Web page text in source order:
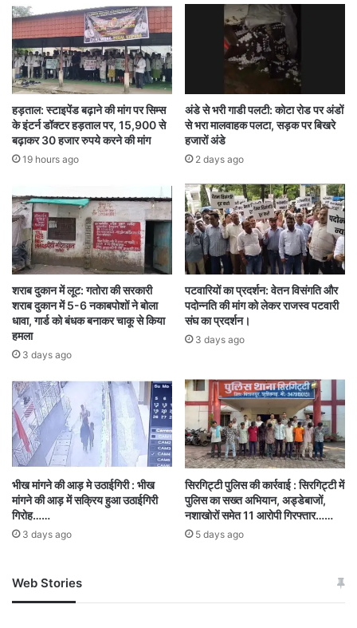
गई, जिसे देखकर लोग हैरान रह गए कि आखिर सरेराह हुए
इस ‘ऑन द स्पॉट’ फैसले के बाद असल में क्या हुआ……
Big News Bilaspur CG NEWS
CHHATISGARH viral video
हड़ताल: स्टाइपेंड बढ़ाने की मांग पर सिम्स
के इंटर्न डॉक्टर हड़ताल पर, 15,900 से
बढ़ाकर 30 हजार रुपये करने की मांग
19 hours ago
अंडे से भरी गाडी पलटी: कोटा रोड पर अंडों
से भरा मालवाहक पलटा, सड़क पर बिखरे
हजारों अंडे
2 days ago
शराब दुकान में लूट: गतोरा की सरकारी
शराब दुकान में 5-6 नकाबपोशों ने बोला
धावा, गार्ड को बंधक बनाकर चाकू से किया
हमला
3 days ago
पटवारियों का प्रदर्शन: वेतन विसंगति और
पदोन्नति की मांग को लेकर राजस्व पटवारी
संघ का प्रदर्शन।
3 days ago
भीख मांगने की आड़ मे उठाईगिरी : भीख
मांगने की आड़ में सक्रिय हुआ उठाईगिरी
गिरोह……
3 days ago
सिरगिट्टी पुलिस की कार्रवाई : सिरगिट्टी में
पुलिस का सख्त अभियान, अड्डेबाजों,
नशाखोरों समेत 11 आरोपी गिरफ्तार……
5 days ago
Web Stories
जम्मू-कश्मीर में बारिश से
अपडेट
खाई में धक्का… आरोपियों ने